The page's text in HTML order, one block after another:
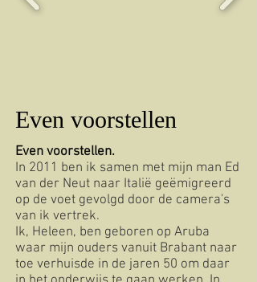
Even voorstellen
Even voorstellen.
In 2011 ben ik samen met mijn man Ed
van der Neut naar Italië geëmigreerd
op de voet gevolgd door de camera's
van ik vertrek.
Ik, Heleen, ben geboren op Aruba
waar mijn ouders vanuit Brabant naar
toe verhuisde in de jaren 50 om daar